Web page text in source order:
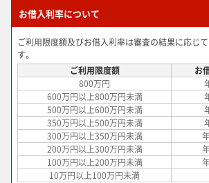
お借入利率について
ご利用限度額及びお借入利率は審査の結果に応じ
す。
ご利用限度額
お
800万円
600万円以上800万円未満
500万円以上600万円未満
350万円以上500万円未満
300万円以上350万円未満
200万円以上300万円未満
100万円以上200万円未満
10万円以上100万円未満